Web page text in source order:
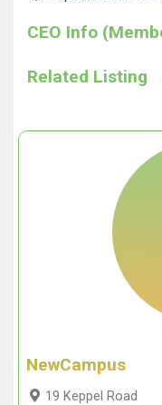
CEO Info
Related Listing
NewCampus
19 Keppel Road